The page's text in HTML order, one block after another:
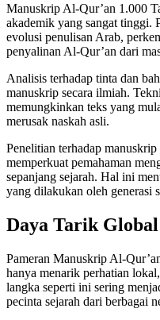
Manuskrip Al-Qur’an 1.000
akademik yang sangat tinggi.
evolusi penulisan Arab,
penyalinan Al-Qur’an dari
Analisis terhadap tinta dan
manuskrip secara ilmiah.
memungkinkan teks yang
merusak naskah asli.
Penelitian terhadap
memperkuat pemahaman
sepanjang sejarah. Hal ini
yang dilakukan oleh generasi
Daya Tarik Global
Pameran Manuskrip Al-
hanya menarik perhatian
langka seperti ini sering
pecinta sejarah dari berbagai